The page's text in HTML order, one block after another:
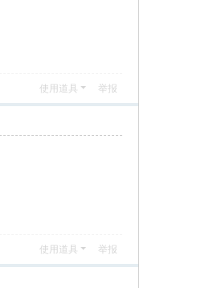
使用道具 举报
使用道具 举报